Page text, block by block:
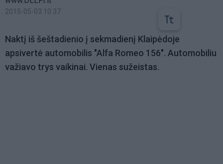
2015-05-03 10:37
Naktį iš šeštadienio į sekmadienį Klaipėdoje
apsivertė automobilis "Alfa Romeo 156". Automobiliu
važiavo trys vaikinai. Vienas sužeistas.